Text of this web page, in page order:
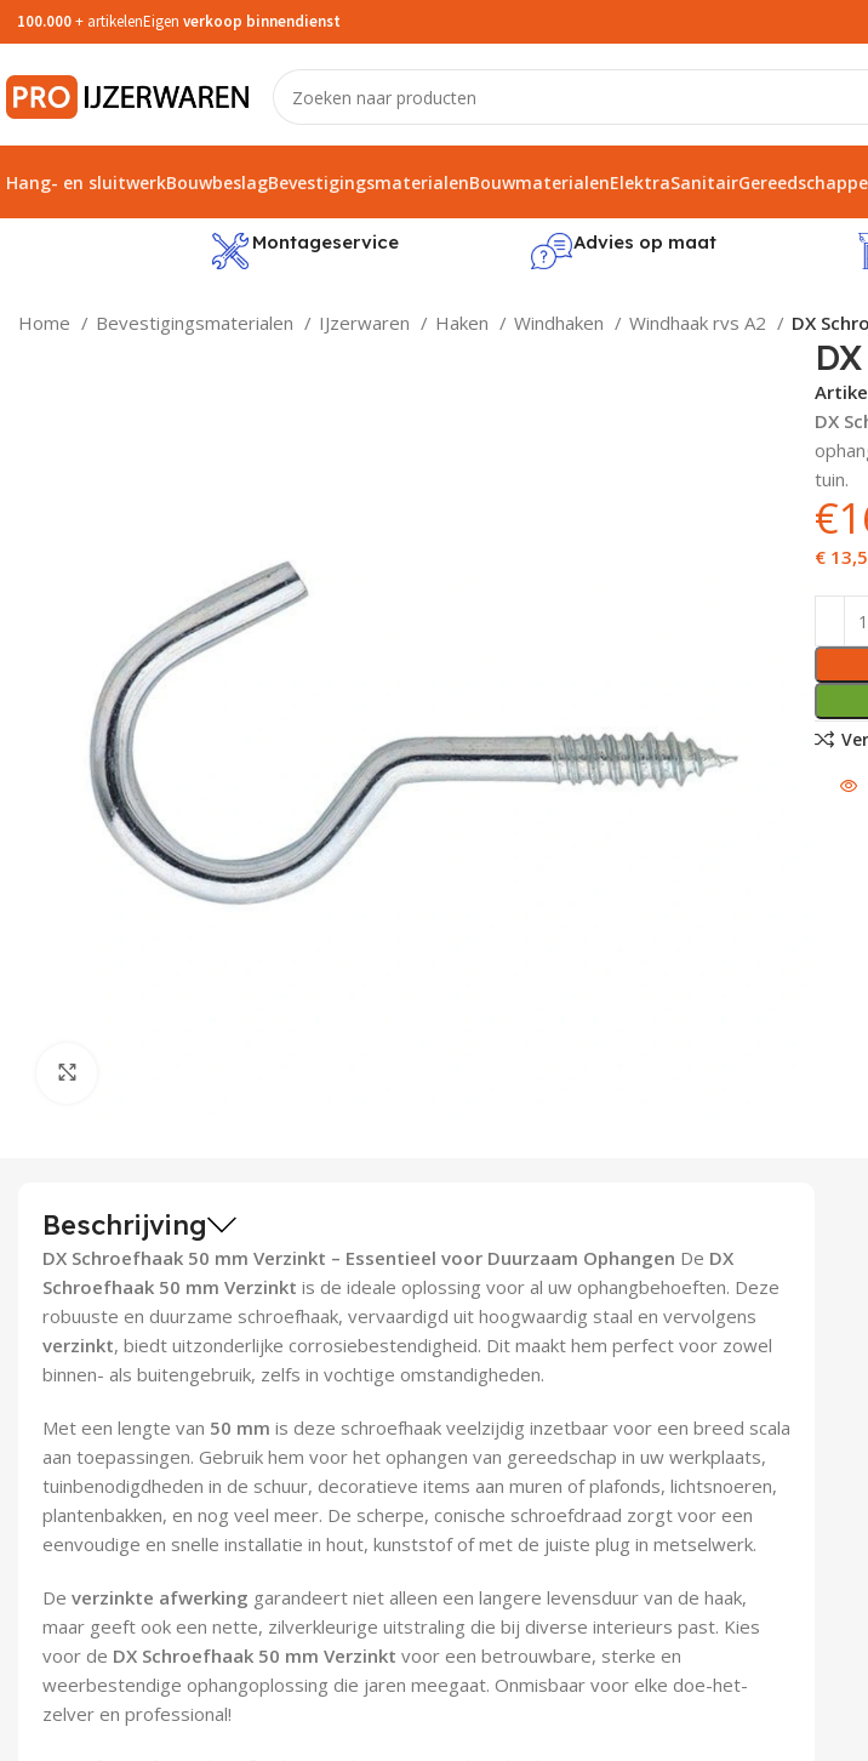
100.000+ artikelenEigen verkoop binnendienst
Hang- en sluitwerkBouwbeslagBevestigingsmaterialenBouwmaterialenElektraSanitair
Montageservice Advies op maat
Home Bevestigingsmaterialen IJzerwaren Haken Windhaken Windhaak rvs A2 DX
DX
tuin.
€
€
Beschrijving
DX Schroefhaak 50 mm Verzinkt – Essentieel voor Duurzaam Ophangen De DX
Schroefhaak 50 mm Verzinkt is de ideale oplossing voor al uw ophangbehoeften. Deze
robuuste en duurzame schroefhaak, vervaardigd uit hoogwaardig staal en vervolgens
verzinkt, biedt uitzonderlijke corrosiebestendigheid. Dit maakt hem perfect voor zowel
binnen- als buitengebruik, zelfs in vochtige omstandigheden.
Met een lengte van 50 mm is deze schroefhaak veelzijdig inzetbaar voor een breed scala
aan toepassingen. Gebruik hem voor het ophangen van gereedschap in uw werkplaats,
tuinbenodigdheden in de schuur, decoratieve items aan muren of plafonds, lichtsnoeren,
plantenbakken, en nog veel meer. De scherpe, conische schroefdraad zorgt voor een
eenvoudige en snelle installatie in hout, kunststof of met de juiste plug in metselwerk.
De verzinkte afwerking garandeert niet alleen een langere levensduur van de haak,
maar geeft ook een nette, zilverkleurige uitstraling die bij diverse interieurs past. Kies
voor de DX Schroefhaak 50 mm Verzinkt voor een betrouwbare, sterke en
weerbestendige ophangoplossing die jaren meegaat. Onmisbaar voor elke doe-het-
zelver en professional!